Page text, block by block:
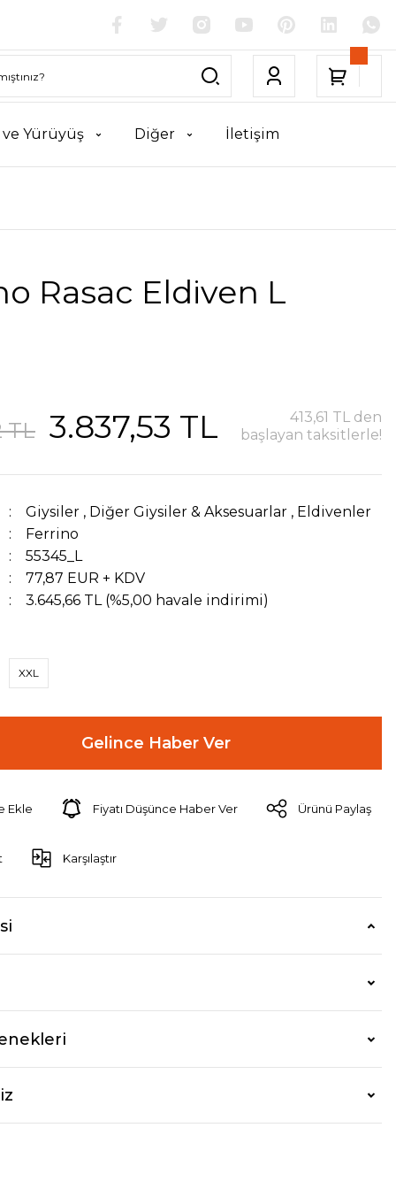
ve Yürüyüş Diğer İletişim
Rasac Eldiven L
TL 3.837,53 TL
413,61 TL den
başlayan taksitlerle!
Giysiler , Diğer Giysiler & Aksesuarlar , Eldivenler
Ferrino
55345_L
77,87 EUR + KDV
3.645,66 TL (%5,00 havale indirimi)
XXL
Gelince Haber Ver
Fiyatı Düşünce Haber Ver Ürünü Paylaş
Karşılaştır